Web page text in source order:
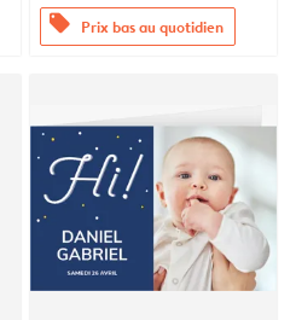
offers Prix bas au quotidien